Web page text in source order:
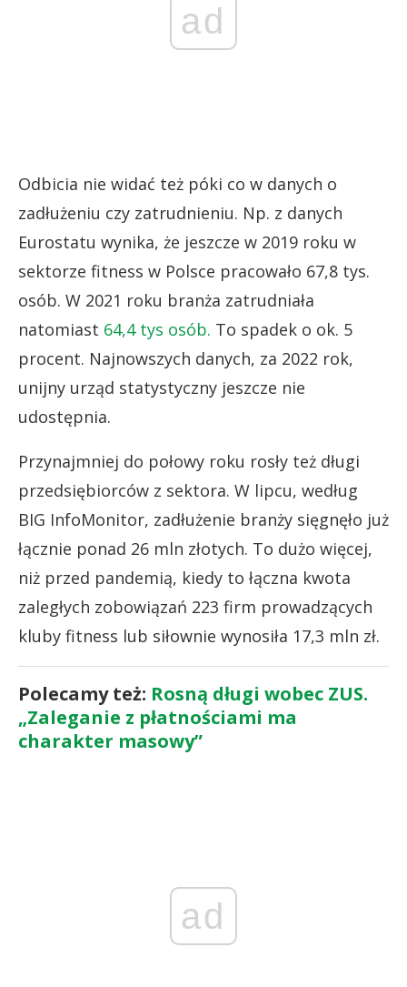
ad
Odbicia nie widać też póki co w danych o
zadłużeniu czy zatrudnieniu. Np. z danych
Eurostatu wynika, że jeszcze w 2019 roku w
sektorze fitness w Polsce pracowało 67,8 tys.
osób. W 2021 roku branża zatrudniała
natomiast 64,4 tys osób. To spadek o ok. 5
procent. Najnowszych danych, za 2022 rok,
unijny urząd statystyczny jeszcze nie
udostępnia.
Przynajmniej do połowy roku rosły też długi
przedsiębiorców z sektora. W lipcu, według
BIG InfoMonitor, zadłużenie branży sięgnęło już
łącznie ponad 26 mln złotych. To dużo więcej,
niż przed pandemią, kiedy to łączna kwota
zaległych zobowiązań 223 firm prowadzących
kluby fitness lub siłownie wynosiła 17,3 mln zł.
Polecamy też: Rosną długi wobec ZUS.
„Zaleganie z płatnościami ma
charakter masowy”
ad